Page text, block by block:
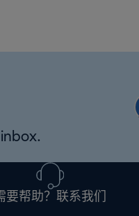
要帮助？联系我们